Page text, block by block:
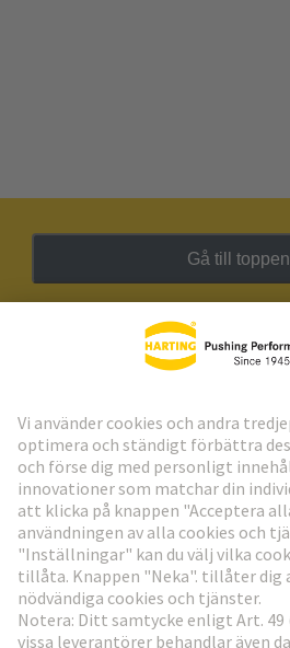
Gå till toppen
HARTING:s nyhetsbrev
Gå till registrering
Social Media